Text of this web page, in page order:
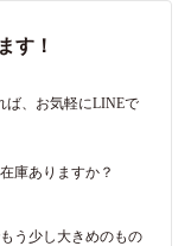
す！
ば、お気軽にLINEで
庫ありますか？
う少し大きめのもの